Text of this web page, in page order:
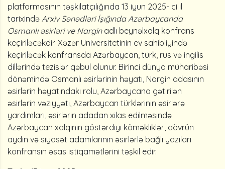
platformasının təşkilatçılığında 13 iyun 2025- ci il
tarixində Arxiv Sənədləri İşığında Azərbaycanda
Osmanlı əsirləri ve Nargin adlı beynəlxalq konfrans
keçiriləcəkdir. Xəzər Universitetinin ev sahibliyində
keçiriləcək konfransda Azərbaycan, türk, rus və ingilis
dillərində tezislər qəbul olunur. Birinci dünya müharibəsi
dönəmində Osmanlı əsirlərinin həyatı, Nargin adasının
əsirlərin həyatındakı rolu, Azərbaycana gətirilən
əsirlərin vəziyyəti, Azərbaycan türklərinin əsirlərə
yardımları, əsirlərin adadan xilas edilməsində
Azərbaycan xalqının göstərdiyi köməkliklər, dövrün
aydın və siyasət adamlarının əsirlərlə bağlı yazıları
konfransın əsas istiqamətlərini təşkil edir.